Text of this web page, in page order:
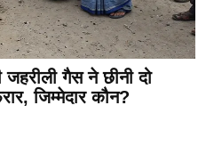
गैस ने छीनी दो
जिम्मेदार कौन?